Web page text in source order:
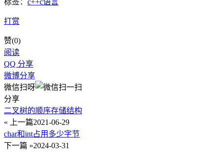
标签： c++c语言
打赏
赞(0)
阅读
QQ 分享
微博分享
微信扫呀
分享
二叉树的顺序存储结构
« 上一篇2021-06-29
char和int占用多少字节
下一篇 »2024-03-31